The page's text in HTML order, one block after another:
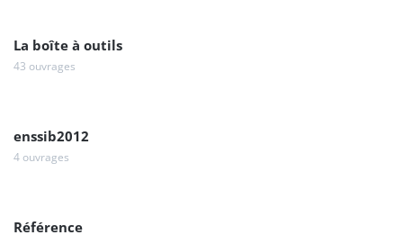
La boîte à outils
43 ouvrages
enssib2012
4 ouvrages
Référence